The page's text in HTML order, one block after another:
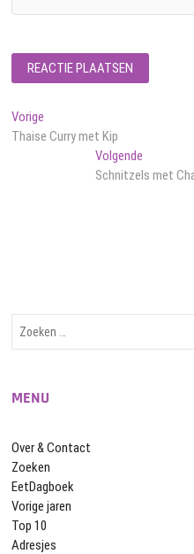
Bericht
navigatie
Vorige
bericht:
Thaise Curry met Kip
VolgendeVolgend
bericht:
Schnitzels met
MENU
Over & Contact
Zoeken
EetDagboek
Vorige jaren
Top 10
Adresjes